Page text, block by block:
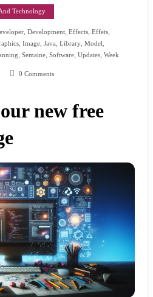
Technology
, Development, Effects, Effets,
, Image, Java, Library, Model,
, Semaine, Software, Updates, Week
0 Comments
new free